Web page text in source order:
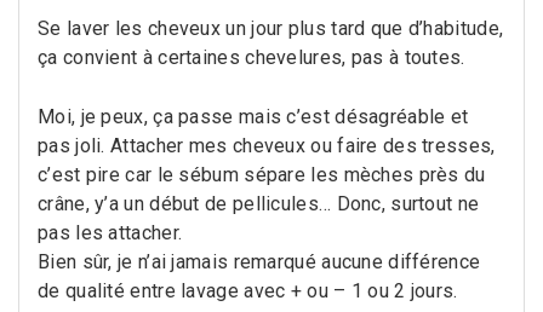
Se laver les cheveux un jour plus tard que d’habitude,
ça convient à certaines chevelures, pas à toutes.
Moi, je peux, ça passe mais c’est désagréable et
pas joli. Attacher mes cheveux ou faire des tresses,
c’est pire car le sébum sépare les mèches près du
crâne, y’a un début de pellicules… Donc, surtout ne
pas les attacher.
Bien sûr, je n’ai jamais remarqué aucune différence
de qualité entre lavage avec + ou – 1 ou 2 jours.